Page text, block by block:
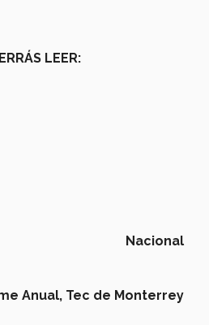
LEER:
Nacional
Anual, Tec de Monterrey